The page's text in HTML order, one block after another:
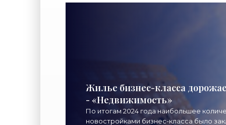
Жилье бизнес-класса
- «Недвижимость»
По итогам 2024 года наибольшее
новостройками бизнес-класса было